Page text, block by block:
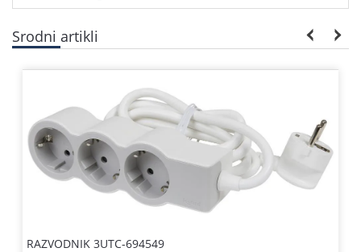
Srodni artikli
RAZVODNIK 3UTC-694549